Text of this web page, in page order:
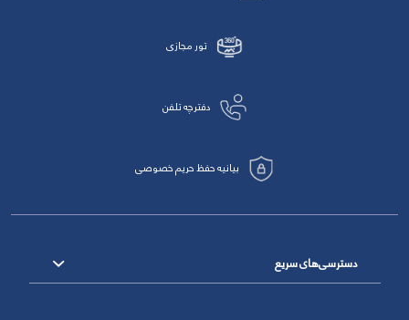
تور مجازی
دفترچه تلفن
بیانیه حفظ حریم خصوصی
دسترسی‌های سریع